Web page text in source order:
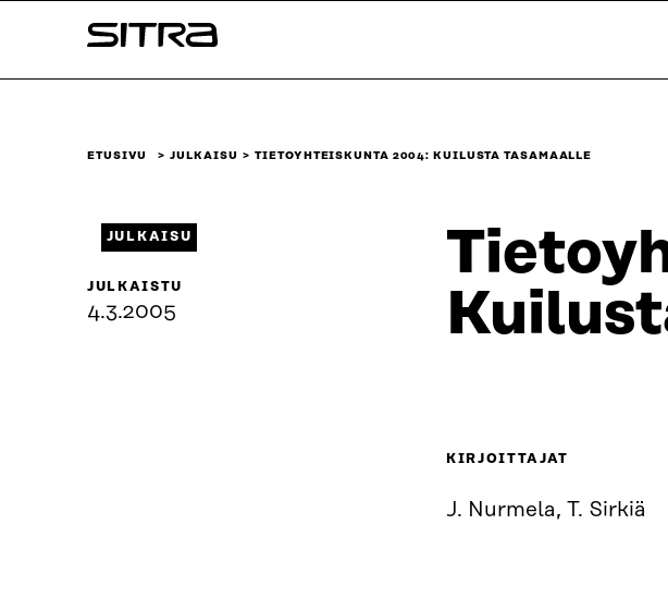
sisältöön
Sitra
ETUSIVU JULKAISU TIETOYHTEISKUNTA 2004: KUILUSTA TASAMAALLE
JULKAISU
JULKAISTU
4.3.2005
KIRJOITTAJAT
J. Nurmela, T. Sirkiä